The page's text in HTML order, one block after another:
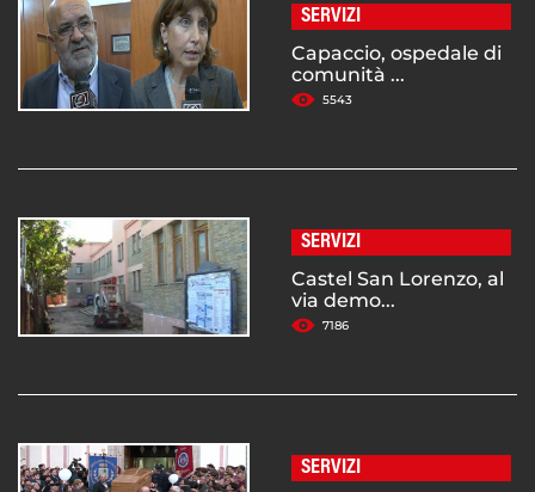
SERVIZI
Capaccio, ospedale di
comunità ...
5543
SERVIZI
Castel San Lorenzo, al
via demo...
7186
SERVIZI